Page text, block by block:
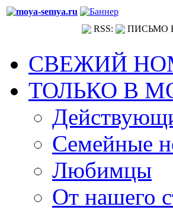
RSS: ПИСЬМО
СВЕЖИЙ
ТОЛЬКО В
Семейные
Любимцы
От нашего